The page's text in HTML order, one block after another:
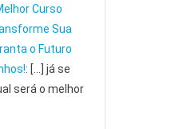
Curso
Sua
o Futuro
: […] já se
será o melhor